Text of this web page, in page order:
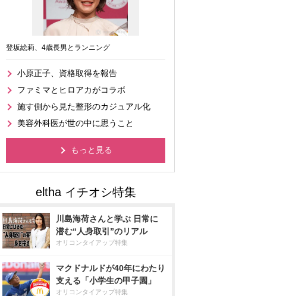
登坂絵莉、4歳長男とランニング
小原正子、資格取得を報告
ファミマとヒロアカがコラボ
施す側から見た整形のカジュアル化
美容外科医が世の中に思うこと
もっと見る
川島海荷さんと学ぶ 日常に
潜む“人身取引”のリアル
オリコンタイアップ特集
マクドナルドが40年にわたり
支える「小学生の甲子園」
オリコンタイアップ特集